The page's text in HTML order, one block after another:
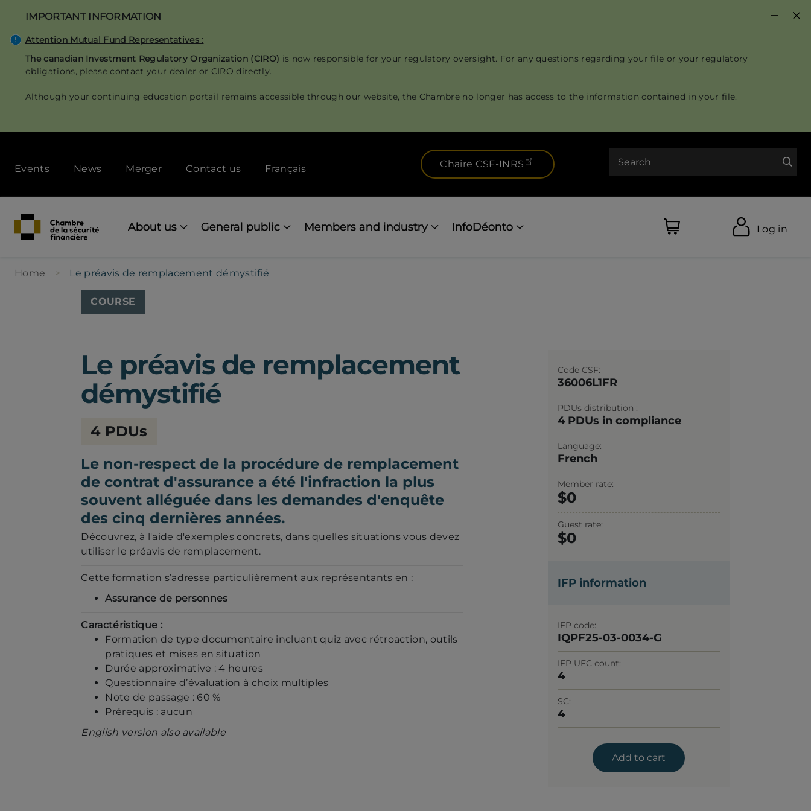
main
IMPORTANT INFORMATION
Attention Mutual Fund Representatives :
The canadian Investment Regulatory Organization (CIRO) is now responsible for your regulatory oversight. For any questions regarding your file or your regulatory
obligations, please contact your dealer or CIRO directly.
Although your continuing education portail remains accessible through our website, the Chambre no longer has access to the information contained in your file.
menu
[Desktop]
Events News Merger Contact us Français Chaire CSF-INRS (opens in a new tab)
navigation
About us General public Members and industry InfoDéonto Log in
Home Le préavis de remplacement démystifié
COURSE
Le préavis de remplacement
démystifié
de
sécurité
financière
4 PDUs
Le non-respect de la procédure de remplacement
de contrat d'assurance a été l'infraction la plus
souvent alléguée dans les demandes d'enquête
des cinq dernières années.
Découvrez, à l'aide d'exemples concrets, dans quelles situations vous devez
utiliser le préavis de remplacement.
Cette formation s’adresse particulièrement aux représentants en :
Assurance de personnes
Caractéristique :
Formation de type documentaire incluant quiz avec rétroaction, outils
pratiques et mises en situation
Durée approximative : 4 heures
Questionnaire d’évaluation à choix multiples
Note de passage : 60 %
Prérequis : aucun
English version also available
Code CSF
36006L1FR
PDUs distribution
4 PDUs in compliance
Language
French
Member rate
0
Guest rate
0
IFP information
IFP code
IQPF25-03-0034-G
IFP UFC count
4
SC
4
Add to cart